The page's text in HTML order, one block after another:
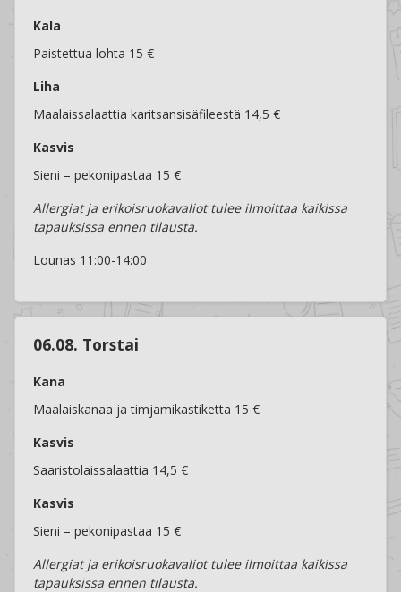
Kala
Paistettua lohta 15 €
Liha
Maalaissalaattia karitsansisäfileestä 14,5 €
Kasvis
Sieni – pekonipastaa 15 €
Allergiat ja erikoisruokavaliot tulee ilmoittaa kaikissa
tapauksissa ennen tilausta.
Lounas 11:00-14:00
06.08. Torstai
Kana
Maalaiskanaa ja timjamikastiketta 15 €
Kasvis
Saaristolaissalaattia 14,5 €
Kasvis
Sieni – pekonipastaa 15 €
Allergiat ja erikoisruokavaliot tulee ilmoittaa kaikissa
tapauksissa ennen tilausta.